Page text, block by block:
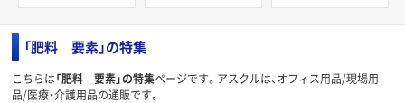
「肥料 要素」の特集
こちらは「肥料 要素」の特集ページです。アスクルは、オフィス用品/現場用
品/医療・介護用品の通販です。